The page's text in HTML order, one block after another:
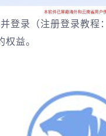
登录（注册登录教程：
益。